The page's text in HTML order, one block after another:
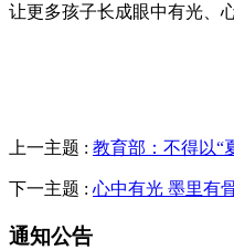
让更多孩子长成眼中有光、
上一主题 : 教育部：不得以“
下一主题 : 心中有光 墨里有
通知公告